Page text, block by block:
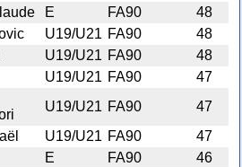
E FA90
48
U19/U21 FA90
48
U19/U21 FA90
48
U19/U21 FA90
47
U19/U21 FA90
47
U19/U21 FA90
47
E FA90
46